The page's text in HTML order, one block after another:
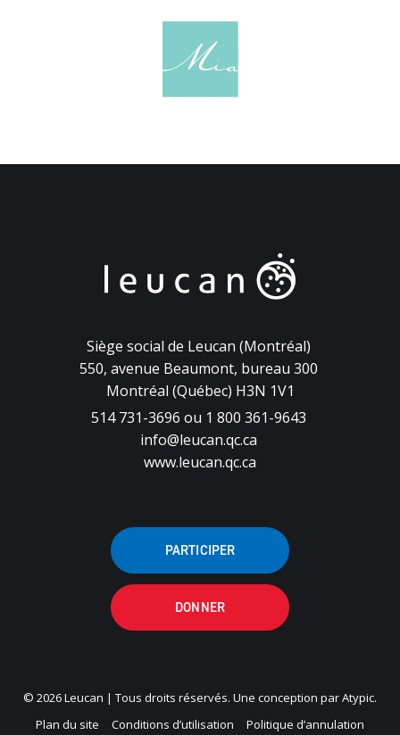
Siège social de Leucan (Montréal)
550, avenue Beaumont, bureau 300
Montréal (Québec) H3N 1V1
514 731-3696 ou 1 800 361-9643
info@leucan.qc.ca
www.leucan.qc.ca
PARTICIPER
DONNER
© 2026 Leucan | Tous droits réservés. Une conception parAtypic.
Plan du site
Conditions d’utilisation Politique d’annulation